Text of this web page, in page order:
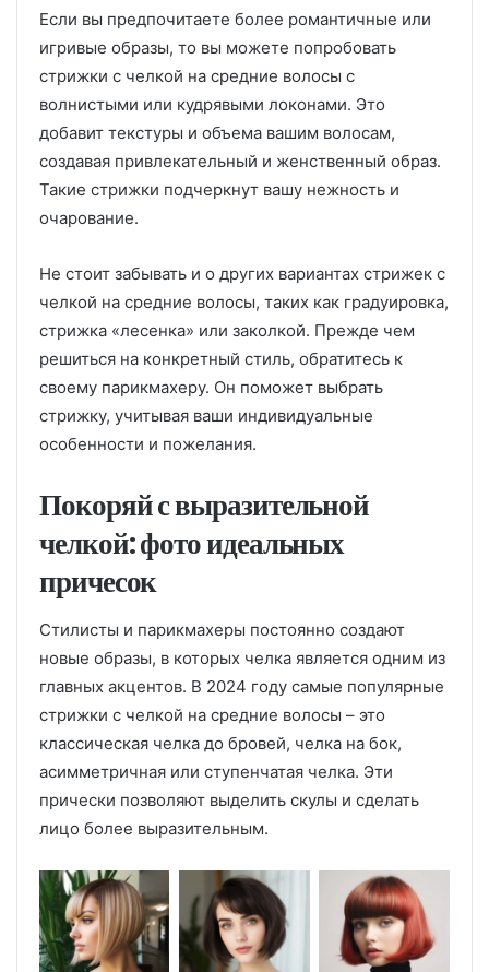
Если вы предпочитаете более романтичные или
игривые образы, то вы можете попробовать
стрижки с челкой на средние волосы с
волнистыми или кудрявыми локонами. Это
добавит текстуры и объема вашим волосам,
создавая привлекательный и женственный образ.
Такие стрижки подчеркнут вашу нежность и
очарование.
Не стоит забывать и о других вариантах стрижек с
челкой на средние волосы, таких как градуировка,
стрижка «лесенка» или заколкой. Прежде чем
решиться на конкретный стиль, обратитесь к
своему парикмахеру. Он поможет выбрать
стрижку, учитывая ваши индивидуальные
особенности и пожелания.
Покоряй с выразительной
челкой: фото идеальных
причесок
Стилисты и парикмахеры постоянно создают
новые образы, в которых челка является одним из
главных акцентов. В 2024 году самые популярные
стрижки с челкой на средние волосы – это
классическая челка до бровей, челка на бок,
асимметричная или ступенчатая челка. Эти
прически позволяют выделить скулы и сделать
лицо более выразительным.